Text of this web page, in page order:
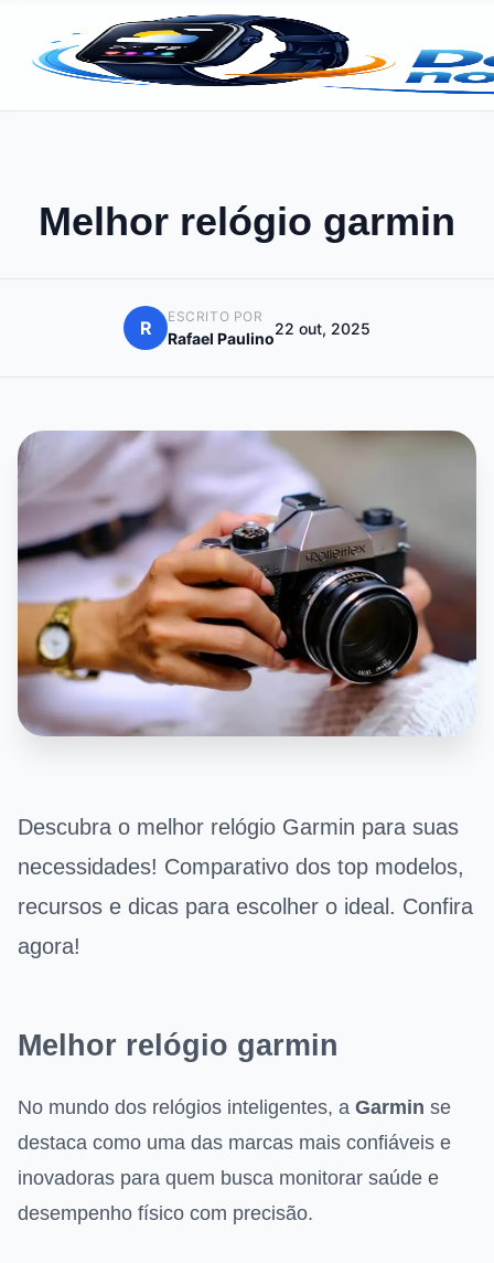
Melhor relógio garmin
R
ESCRITO POR
Rafael Paulino
22 out, 2025
Descubra o melhor relógio Garmin para suas
necessidades! Comparativo dos top modelos,
recursos e dicas para escolher o ideal. Confira
agora!
Melhor relógio garmin
No mundo dos relógios inteligentes, a Garmin se
destaca como uma das marcas mais confiáveis e
inovadoras para quem busca monitorar saúde e
desempenho físico com precisão.